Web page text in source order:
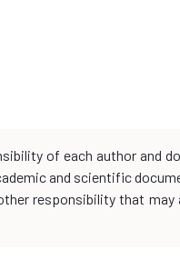
of each author and
and scientific
responsibility that